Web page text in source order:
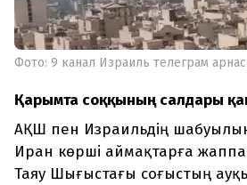
Фото: 9 канал Израиль телеграм
Қарымта соққының салдары
АҚШ пен Израильдің
Иран көрші аймақтарға
Таяу Шығыстағы соғыстың